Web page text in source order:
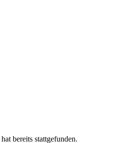
bereits stattgefunden.